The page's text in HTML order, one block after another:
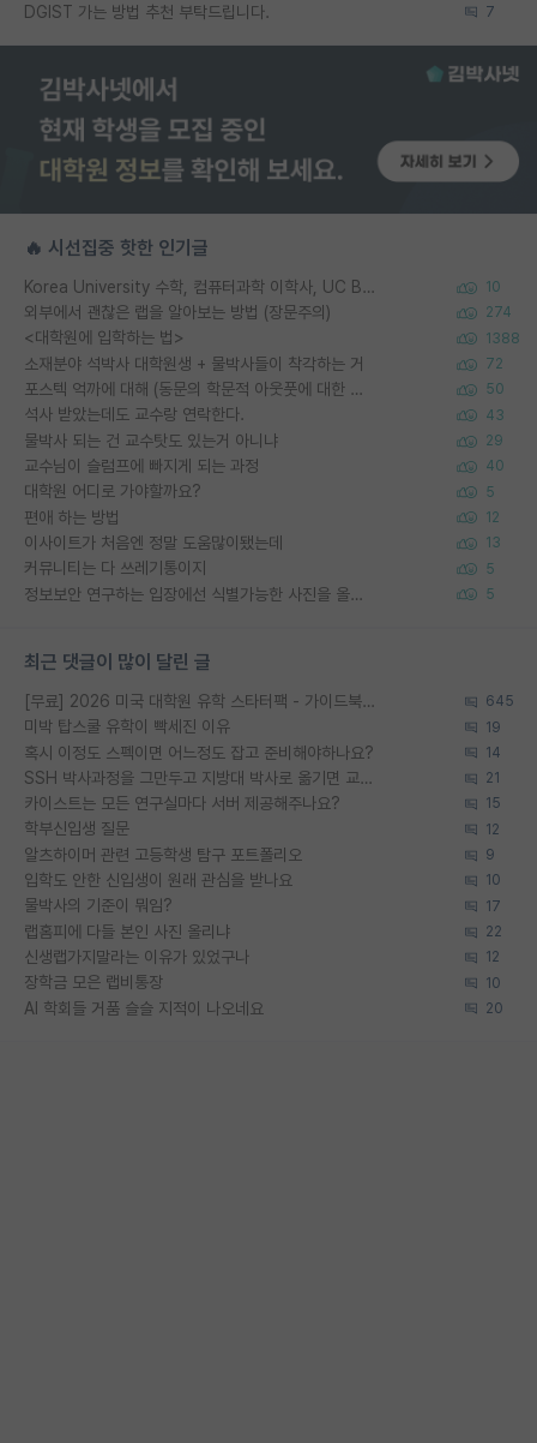
DGIST 가는 방법 추천 부탁드립니다. 7
🔥 시선집중 핫한 인기글
Korea University 수학, 컴퓨터과학 이학사, UC Berkeley 산업공학 대학원 공학박사가 되는 것은 쉽지 않겠죠? 10
외부에서 괜찮은 랩을 알아보는 방법 (장문주의) 274
<대학원에 입학하는 법> 1388
소재분야 석박사 대학원생 + 물박사들이 착각하는 거 72
포스텍 억까에 대해 (동문의 학문적 아웃풋에 대한 반박) 50
석사 받았는데도 교수랑 연락한다. 43
물박사 되는 건 교수탓도 있는거 아니냐 29
교수님이 슬럼프에 빠지게 되는 과정 40
대학원 어디로 가야할까요? 5
편애 하는 방법 12
이사이트가 처음엔 정말 도움많이됐는데 13
커뮤니티는 다 쓰레기통이지 5
정보보안 연구하는 입장에선 식별가능한 사진을 올리는건 비추이긴함 5
최근 댓글이 많이 달린 글
[무료] 2026 미국 대학원 유학 스타터팩 - 가이드북 & 합격자 컨택메일 템플릿 645
미박 탑스쿨 유학이 빡세진 이유 19
혹시 이정도 스펙이면 어느정도 잡고 준비해야하나요? 14
SSH 박사과정을 그만두고 지방대 박사로 옮기면 교수의 꿈은 끝일까요? 21
카이스트는 모든 연구실마다 서버 제공해주나요? 15
학부신입생 질문 12
알츠하이머 관련 고등학생 탐구 포트폴리오 9
입학도 안한 신입생이 원래 관심을 받나요 10
물박사의 기준이 뭐임? 17
랩홈피에 다들 본인 사진 올리냐 22
신생랩가지말라는 이유가 있었구나 12
장학금 모은 랩비통장 10
AI 학회들 거품 슬슬 지적이 나오네요 20